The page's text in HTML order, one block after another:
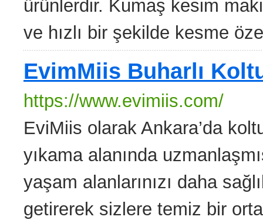
ürünlerdir. Kumaş kesim
ve hızlı bir şekilde kesme
EvimMiis Buharlı
https://www.evimiis.com/
EviMiis olarak Ankara’da
yıkama alanında
yaşam alanlarınızı daha
getirerek sizlere temiz bir